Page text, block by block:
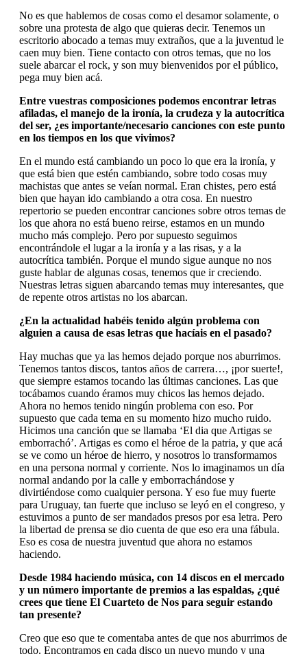
No es que hablemos de cosas como el desamor solamente, o
sobre una protesta de algo que quieras decir. Tenemos un
escritorio abocado a temas muy extraños, que a la juventud le
caen muy bien. Tiene contacto con otros temas, que no los
suele abarcar el rock, y son muy bienvenidos por el público,
pega muy bien acá.
Entre vuestras composiciones podemos encontrar letras
afiladas, el manejo de la ironía, la crudeza y la autocrítica
del ser, ¿es importante/necesario canciones con este punto
en los tiempos en los que vivimos?
En el mundo está cambiando un poco lo que era la ironía, y
que está bien que estén cambiando, sobre todo cosas muy
machistas que antes se veían normal. Eran chistes, pero está
bien que hayan ido cambiando a otra cosa. En nuestro
repertorio se pueden encontrar canciones sobre otros temas de
los que ahora no está bueno reirse, estamos en un mundo
mucho más complejo. Pero por supuesto seguimos
encontrándole el lugar a la ironía y a las risas, y a la
autocrítica también. Porque el mundo sigue aunque no nos
guste hablar de algunas cosas, tenemos que ir creciendo.
Nuestras letras siguen abarcando temas muy interesantes, que
de repente otros artistas no los abarcan.
¿En la actualidad habéis tenido algún problema con
alguien a causa de esas letras que hacíais en el pasado?
Hay muchas que ya las hemos dejado porque nos aburrimos.
Tenemos tantos discos, tantos años de carrera…, ¡por suerte!,
que siempre estamos tocando las últimas canciones. Las que
tocábamos cuando éramos muy chicos las hemos dejado.
Ahora no hemos tenido ningún problema con eso. Por
supuesto que cada tema en su momento hizo mucho ruido.
Hicimos una canción que se llamaba ‘El dia que Artigas se
emborrachó’. Artigas es como el héroe de la patria, y que acá
se ve como un héroe de hierro, y nosotros lo transformamos
en una persona normal y corriente. Nos lo imaginamos un día
normal andando por la calle y emborrachándose y
divirtiéndose como cualquier persona. Y eso fue muy fuerte
para Uruguay, tan fuerte que incluso se leyó en el congreso, y
estuvimos a punto de ser mandados presos por esa letra. Pero
la libertad de prensa se dio cuenta de que eso era una fábula.
Eso es cosa de nuestra juventud que ahora no estamos
haciendo.
Desde 1984 haciendo música, con 14 discos en el mercado
y un número importante de premios a las espaldas, ¿qué
crees que tiene El Cuarteto de Nos para seguir estando
tan presente?
Creo que eso que te comentaba antes de que nos aburrimos de
todo. Encontramos en cada disco un nuevo mundo y una